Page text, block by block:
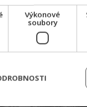
2014 obnoven do
něj zakázán
Výkonové
soubory